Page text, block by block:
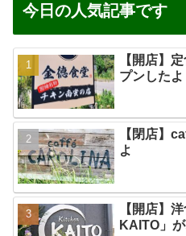
今日の人気記事です
【開店】
プンしたよ
【閉店】
よ
【開店】
KAITO」